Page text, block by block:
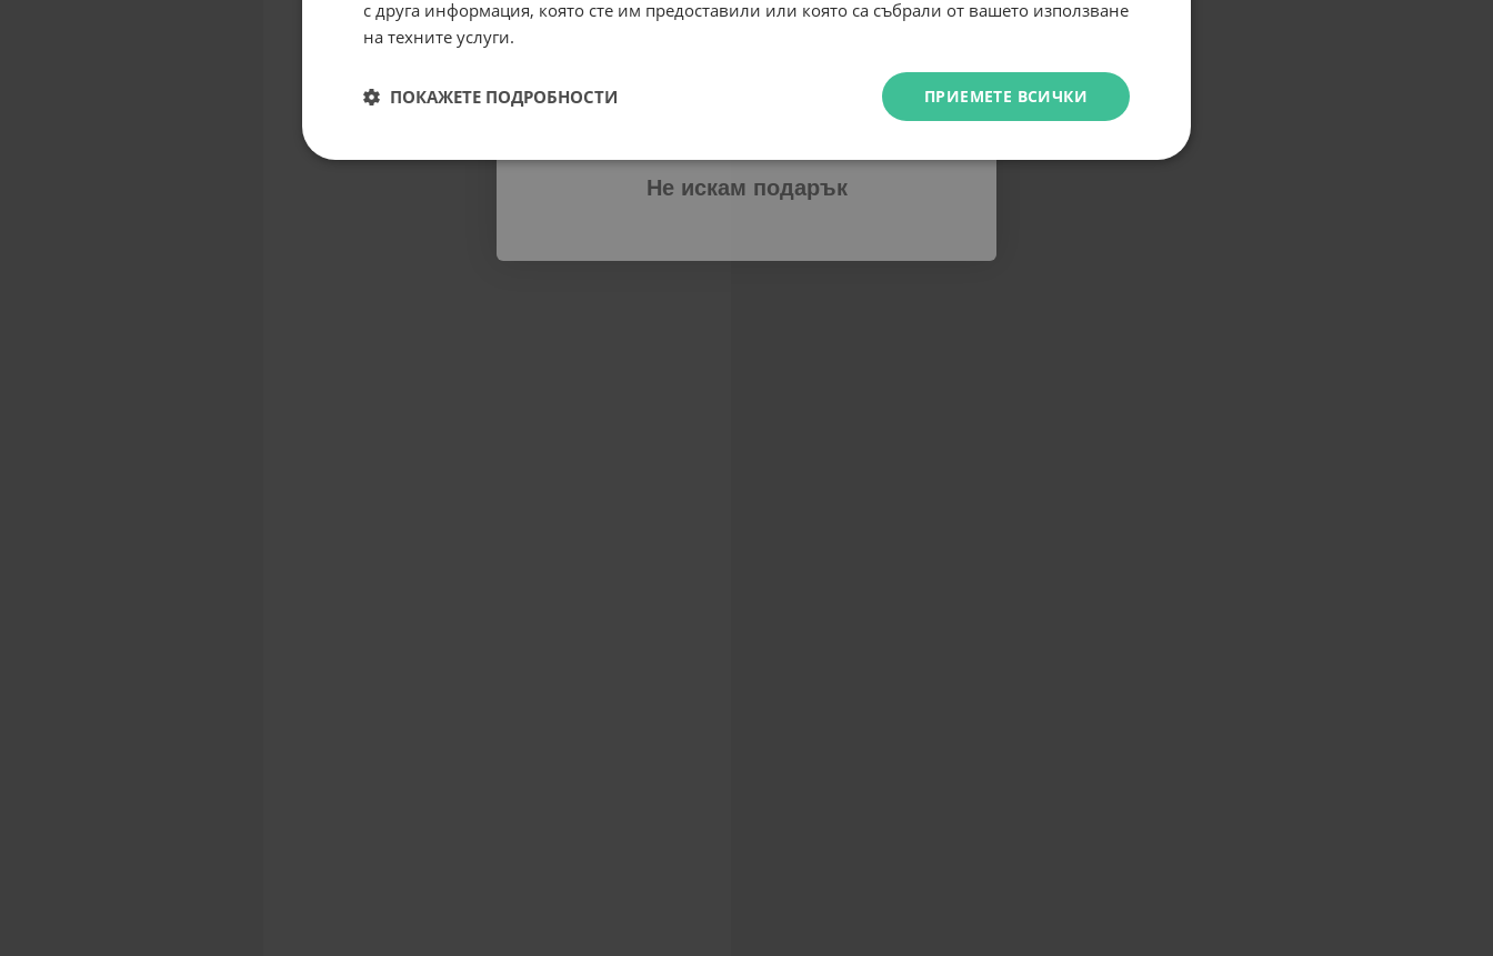
с друга информация, която сте им предоставили или която са събрали от вашето използване
на техните услуги.
ПРИЕМЕТЕ ВСИЧКИ
ПОКАЖЕТЕ ПОДРОБНОСТИ
Email
Не искам подарък